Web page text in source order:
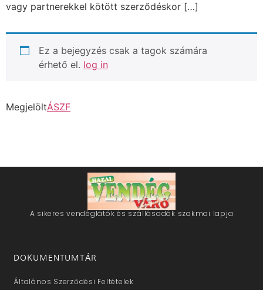
vagy partnerekkel kötött szerződéskor […]
Ez a bejegyzés csak a tagok számára
érhető el. log in
MegjelöltÁSZF
A sikeres vendéglátók és szállásadók szakmai lapja
DOKUMENTUMTÁR
Általános Szerződési Feltételek